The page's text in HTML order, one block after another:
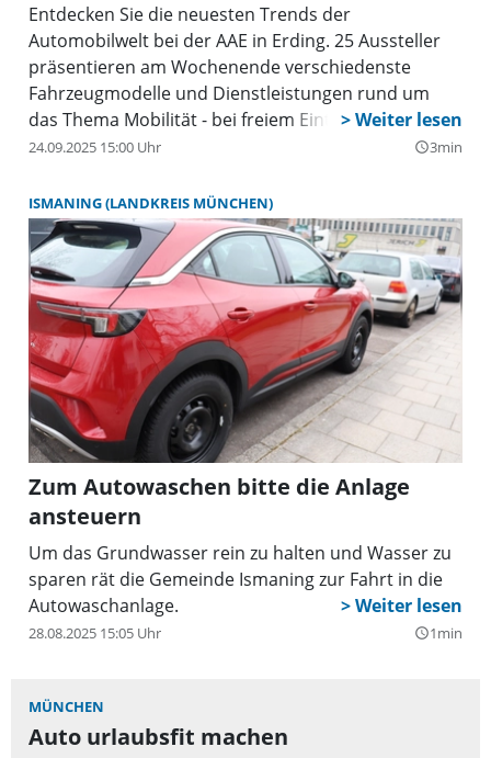
Entdecken Sie die neuesten Trends der
Automobilwelt bei der AAE in Erding. 25 Aussteller
präsentieren am Wochenende verschiedenste
Fahrzeugmodelle und Dienstleistungen rund um
das Thema Mobilität - bei freiem Eintritt und
kostenfreien Parkplätzen.
24.09.2025 15:00 Uhr query_builder3min
ISMANING (LANDKREIS MÜNCHEN)
Zum Autowaschen bitte die Anlage
ansteuern
Um das Grundwasser rein zu halten und Wasser zu
sparen rät die Gemeinde Ismaning zur Fahrt in die
Autowaschanlage.
28.08.2025 15:05 Uhr query_builder1min
MÜNCHEN
Auto urlaubsfit machen